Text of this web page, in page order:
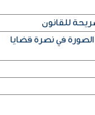
للقانون
الصورة في نصرة قضايا